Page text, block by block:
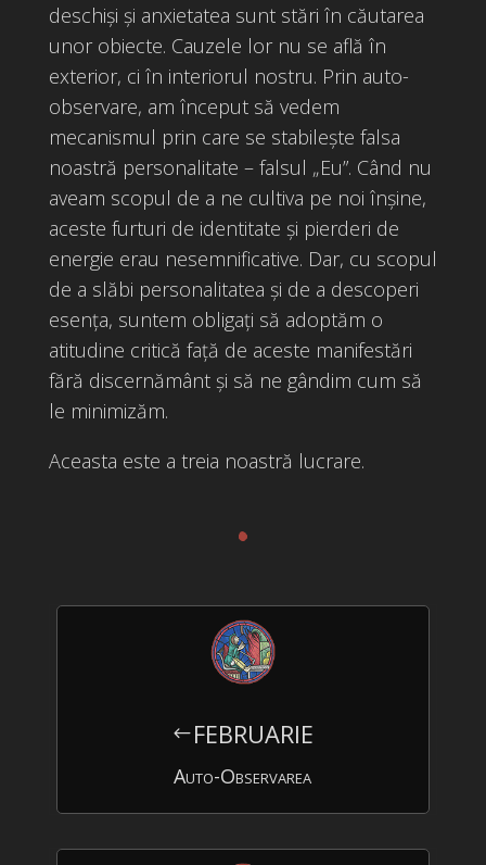
deschiși și anxietatea sunt stări în căutarea
unor obiecte. Cauzele lor nu se află în
exterior, ci în interiorul nostru. Prin auto-
observare, am început să vedem
mecanismul prin care se stabilește falsa
noastră personalitate – falsul „Eu”. Când nu
aveam scopul de a ne cultiva pe noi înșine,
aceste furturi de identitate și pierderi de
energie erau nesemnificative. Dar, cu scopul
de a slăbi personalitatea și de a descoperi
esența, suntem obligați să adoptăm o
atitudine critică față de aceste manifestări
fără discernământ și să ne gândim cum să
le minimizăm.
Aceasta este a treia noastră lucrare.
.
# FEBRUARIE
Auto-Observarea